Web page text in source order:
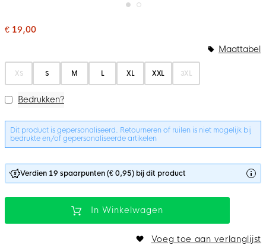
naar
de
afbeeldingen-
€ 19,00
Maattabel
XS S M L XL XXL 3XL
Bedrukken?
Dit product is gepersonaliseerd. Retourneren of ruilen is niet mogelijk bij
bedrukte en/of gepersonaliseerde artikelen
Verdien 19 spaarpunten (€ 0,95) bij dit product
In Winkelwagen
Voeg toe aan verlanglijst